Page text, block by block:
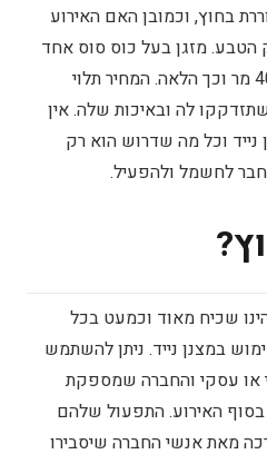
בחוץ, וכמובן האם האירוע
הטבע. מזגן בעל כוס סוס אחד
מסוגל לקרר חלל שגודלו כ-40 מר וכך הלאה. המחיר תלוי
לה ובאיכות שלה. אין
נייד וכל מה שדרוש הוא רק
לחשמל ולהפעיל.
שכיח מאוד וכמעט בכל
במצנן נייד. ניתן להשתמש
או עסקי והחברה שמספקת
האירוע. התפעול שלהם
מאת אנשי החברה שיסבירו